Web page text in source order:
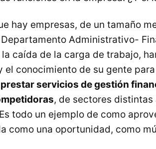
hay empresas, de un tamaño
Administrativo-
caída de la carga de trabajo,
el conocimiento de su gente
servicios de gestión
, de sectores
todo un ejemplo de como
como una oportunidad, como